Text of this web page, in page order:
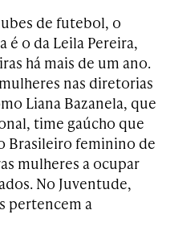
de futebol, o
é o da Leila Pereira,
há mais de um ano.
nas diretorias
Liana Bazanela, que
time gaúcho que
Brasileiro feminino de
mulheres a ocupar
No Juventude,
pertencem a